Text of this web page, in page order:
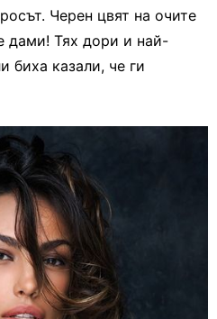
Черен цвят на очите
дами! Тях дори и най-
биха казали, че ги